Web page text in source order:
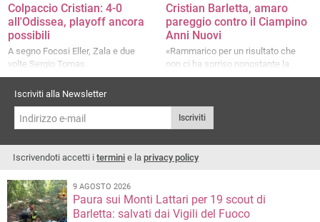
Colpaccio Cristian: 4-0
all'Odissea, playoff ancora
possibili
A segno Focosi Eller, Zala e due
volte Sergio Tomas
Cristian Barletta, amaro
pareggio contro il Ciampino
Anni Nuovi
«Rammarico per un risultato che
non ci ha sorriso nonostante la
buona prestazione»
Iscriviti alla Newsletter
Iscriviti
Iscrivendoti accetti i termini e la privacy policy
9 AGOSTO 2026
Paura sui Monti Lattari per 19 scout di
Barletta: salvati dai Vigili del Fuoco